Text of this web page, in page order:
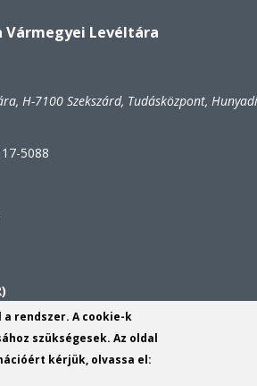
Levéltára
H-7100 Szekszárd, Tudásközpont,
5088
rendszer. A cookie-k
szükségesek. Az oldal
kérjük, olvassa el: